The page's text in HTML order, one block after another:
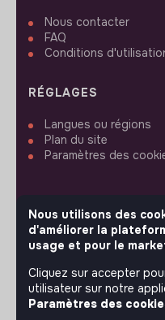
Nous contacter
FAQ
Conditions
RÉGLAGES
Langues ou régions
Plan du site
Paramètres des
SUIVEZ-NOUS
© 2026 jobs that
Nous utilisons des
d'améliorer la
usage et pour le
Cliquez sur accepter
utilisateur sur notre
Paramètres des